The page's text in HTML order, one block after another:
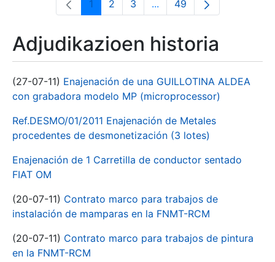
Orrialdea
1 Orrialdea
2 Orrialdea
3 ...Intermediate Pages Use
Orrialdea
49
Adjudikazioen historia
(27-07-11) Enajenación de una GUILLOTINA ALDEA
con grabadora modelo MP (microprocessor)
Ref.DESMO/01/2011 Enajenación de Metales
procedentes de desmonetización (3 lotes)
Enajenación de 1 Carretilla de conductor sentado
FIAT OM
(20-07-11) Contrato marco para trabajos de
instalación de mamparas en la FNMT-RCM
(20-07-11) Contrato marco para trabajos de pintura
en la FNMT-RCM